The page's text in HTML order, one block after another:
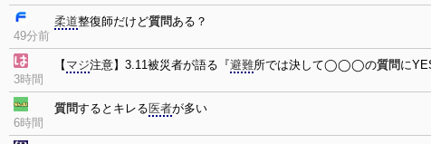
49分前
柔道整復師だけど質問ある？
3時間
【 マジ注意】3.11被災者が語る『避難所では決して◯◯◯の質問に
6時間
質問するとキレる医者が多い